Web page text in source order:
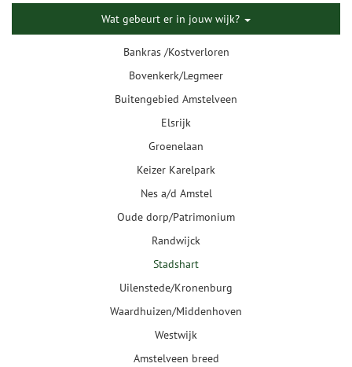
Wat gebeurt er in jouw wijk?
Bankras /Kostverloren
Bovenkerk/Legmeer
Buitengebied Amstelveen
Elsrijk
Groenelaan
Keizer Karelpark
Nes a/d Amstel
Oude dorp/Patrimonium
Randwijck
Stadshart
Uilenstede/Kronenburg
Waardhuizen/Middenhoven
Westwijk
Amstelveen breed